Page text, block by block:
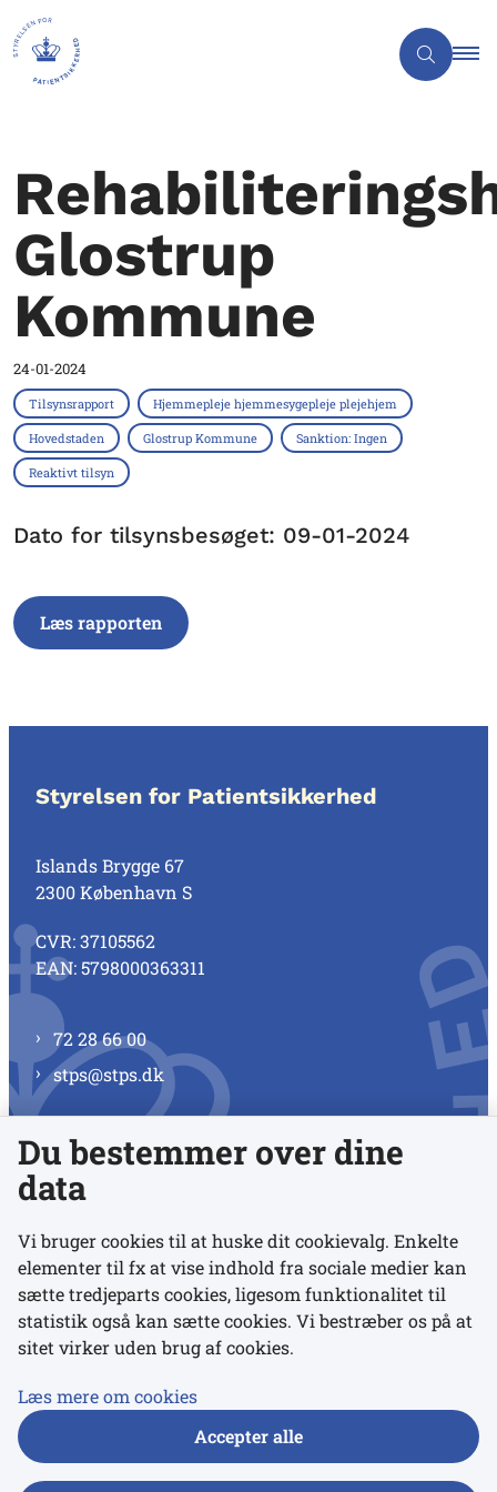
Glostrup
Kommune
24-01-2024
Tilsynsrapport Hjemmepleje hjemmesygepleje plejehjem
Hovedstaden Glostrup Kommune Sanktion: Ingen
Reaktivt tilsyn
Dato for tilsynsbesøget: 09-01-2024
Læs rapporten
Styrelsen for Patientsikkerhed
Islands Brygge 67
2300 København S
CVR: 37105562
EAN: 5798000363311
72 28 66 00
stps@stps.dk
Se alle kontaktnumre
Links
Udgivelser
Du bestemmer over dine
data
Vi bruger cookies til at huske dit cookievalg. Enkelte
elementer til fx at vise indhold fra sociale medier kan
sætte tredjeparts cookies, ligesom funktionalitet til
statistik også kan sætte cookies. Vi bestræber os på at
sitet virker uden brug af cookies.
Læs mere om cookies
Accepter alle